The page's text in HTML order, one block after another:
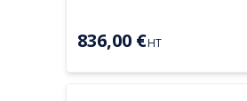
836,00 €HT